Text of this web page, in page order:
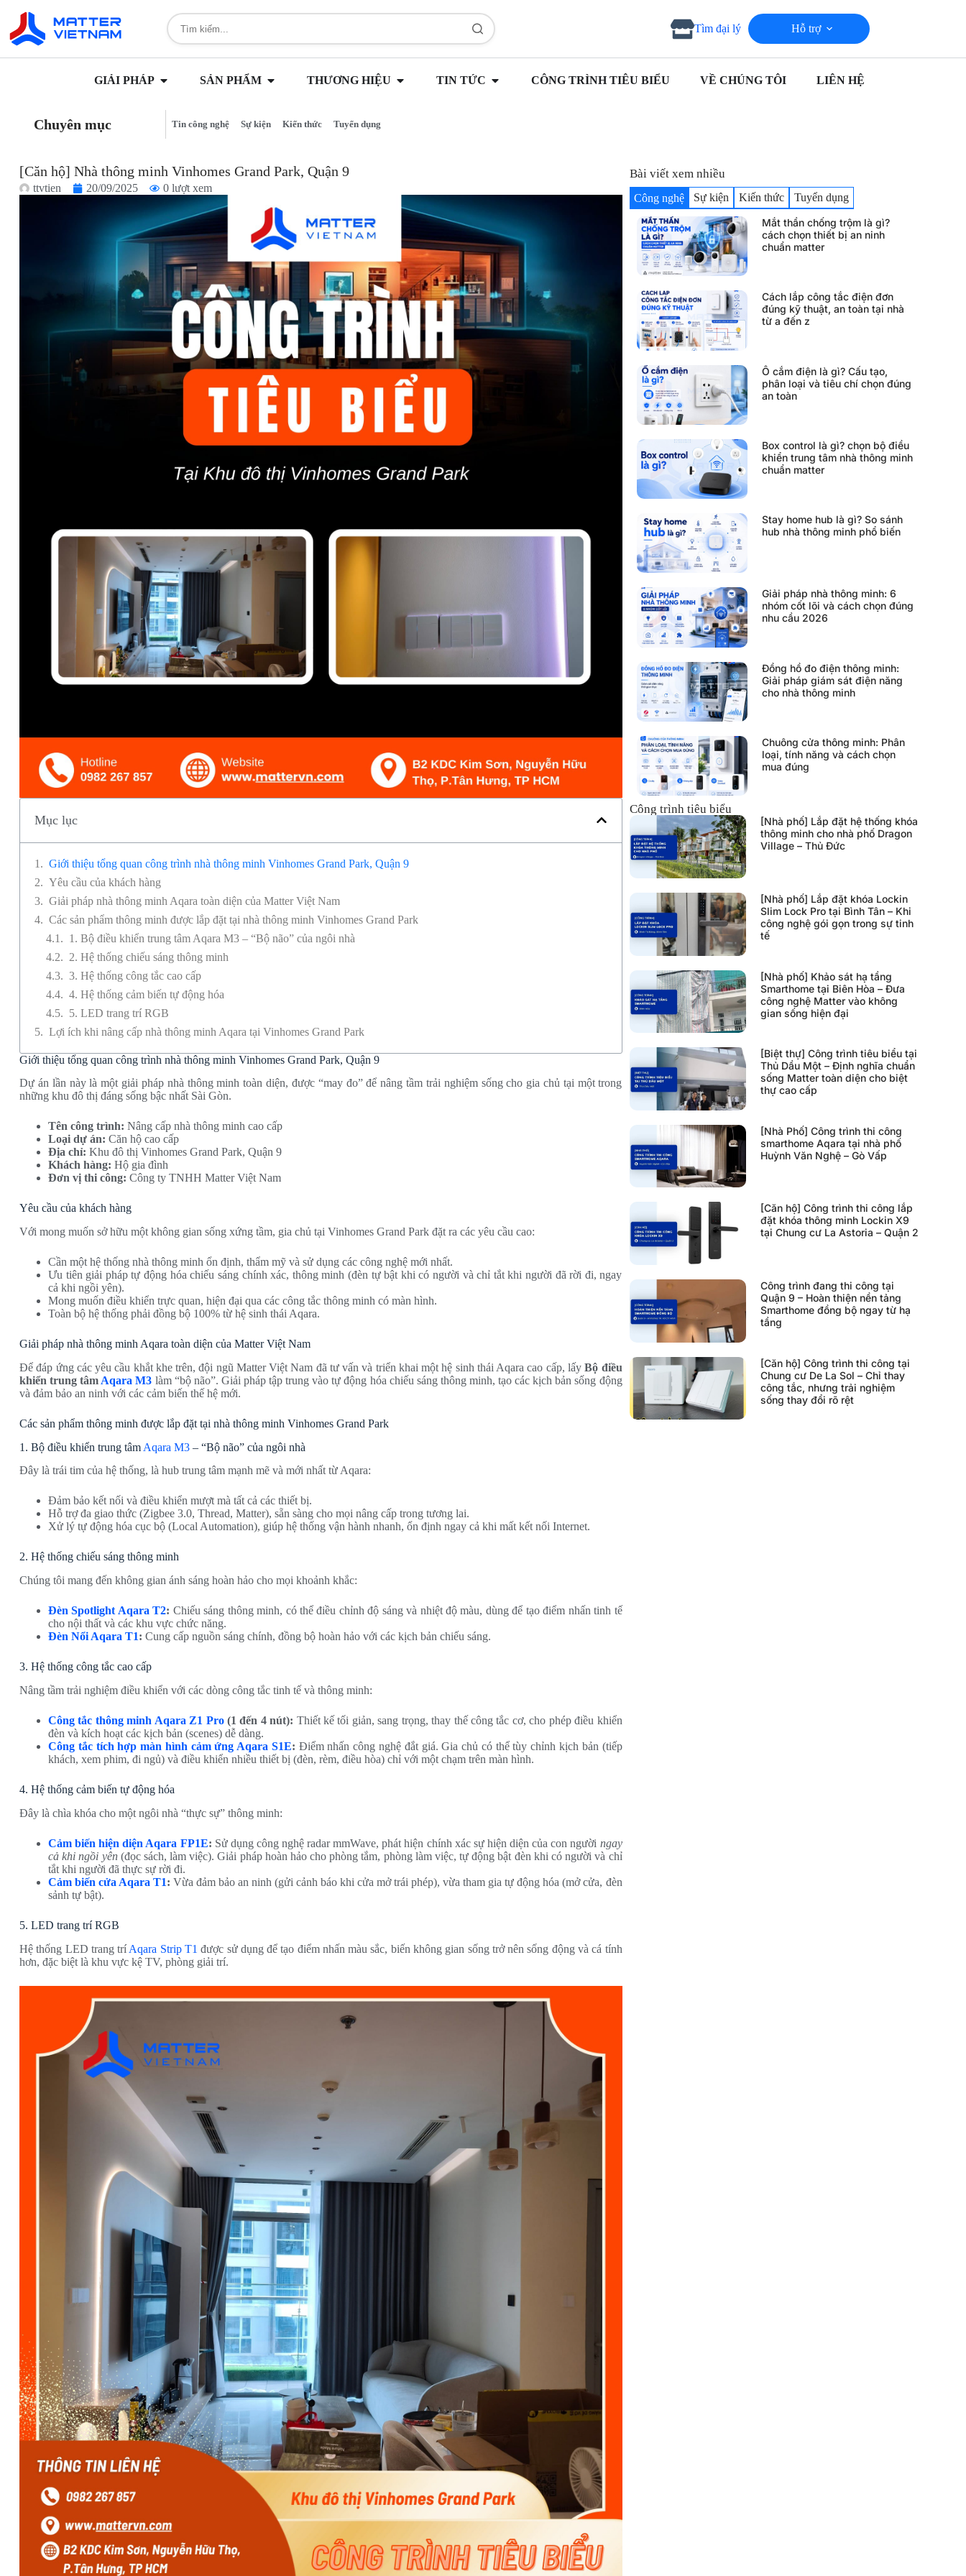
Tìm đại lý Hỗ trợ
GIẢI PHÁP SẢN PHẨM THƯƠNG HIỆU TIN TỨC CÔNG TRÌNH TIÊU BIỂU VỀ CHÚNG TÔI LIÊN HỆ
Chuyên mục Tin công nghệ Sự kiện Kiến thức Tuyển dụng
[Căn hộ] Nhà thông minh Vinhomes Grand Park, Quận 9
ttvtien 20/09/2025 0 lượt xem
Mục lục
Giới thiệu tổng quan công trình nhà thông minh Vinhomes Grand Park, Quận 9
Yêu cầu của khách hàng
Giải pháp nhà thông minh Aqara toàn diện của Matter Việt Nam
Các sản phẩm thông minh được lắp đặt tại nhà thông minh Vinhomes Grand Park
1. Bộ điều khiển trung tâm Aqara M3 – “Bộ não” của ngôi nhà
2. Hệ thống chiếu sáng thông minh
3. Hệ thống công tắc cao cấp
4. Hệ thống cảm biến tự động hóa
5. LED trang trí RGB
Lợi ích khi nâng cấp nhà thông minh Aqara tại Vinhomes Grand Park
Giới thiệu tổng quan công trình nhà thông minh Vinhomes Grand Park, Quận 9
Dự án lần này là một giải pháp nhà thông minh toàn diện, được “may đo” để nâng tầm trải nghiệm sống cho gia chủ tại một trong
những khu đô thị đáng sống bậc nhất Sài Gòn.
Tên công trình: Nâng cấp nhà thông minh cao cấp
Loại dự án: Căn hộ cao cấp
Địa chỉ: Khu đô thị Vinhomes Grand Park, Quận 9
Khách hàng: Hộ gia đình
Đơn vị thi công: Công ty TNHH Matter Việt Nam
Yêu cầu của khách hàng
Với mong muốn sở hữu một không gian sống xứng tầm, gia chủ tại Vinhomes Grand Park đặt ra các yêu cầu cao:
Cần một hệ thống nhà thông minh ổn định, thẩm mỹ và sử dụng các công nghệ mới nhất.
Ưu tiên giải pháp tự động hóa chiếu sáng chính xác, thông minh (đèn tự bật khi có người và chỉ tắt khi người đã rời đi, ngay
cả khi ngồi yên).
Mong muốn điều khiển trực quan, hiện đại qua các công tắc thông minh có màn hình.
Toàn bộ hệ thống phải đồng bộ 100% từ hệ sinh thái Aqara.
Giải pháp nhà thông minh Aqara toàn diện của Matter Việt Nam
Để đáp ứng các yêu cầu khắt khe trên, đội ngũ Matter Việt Nam đã tư vấn và triển khai một hệ sinh thái Aqara cao cấp, lấyBộ điều
khiển trung tâm Aqara M3 làm “bộ não”. Giải pháp tập trung vào tự động hóa chiếu sáng thông minh, tạo các kịch bản sống động
và đảm bảo an ninh với các cảm biến thế hệ mới.
Các sản phẩm thông minh được lắp đặt tại nhà thông minh Vinhomes Grand Park
1. Bộ điều khiển trung tâm Aqara M3 – “Bộ não” của ngôi nhà
Đây là trái tim của hệ thống, là hub trung tâm mạnh mẽ và mới nhất từ Aqara:
Đảm bảo kết nối và điều khiển mượt mà tất cả các thiết bị.
Hỗ trợ đa giao thức (Zigbee 3.0, Thread, Matter), sẵn sàng cho mọi nâng cấp trong tương lai.
Xử lý tự động hóa cục bộ (Local Automation), giúp hệ thống vận hành nhanh, ổn định ngay cả khi mất kết nối Internet.
2. Hệ thống chiếu sáng thông minh
Chúng tôi mang đến không gian ánh sáng hoàn hảo cho mọi khoảnh khắc:
Đèn Spotlight Aqara T2: Chiếu sáng thông minh, có thể điều chỉnh độ sáng và nhiệt độ màu, dùng để tạo điểm nhấn tinh tế
cho nội thất và các khu vực chức năng.
Đèn Nổi Aqara T1: Cung cấp nguồn sáng chính, đồng bộ hoàn hảo với các kịch bản chiếu sáng.
3. Hệ thống công tắc cao cấp
Nâng tầm trải nghiệm điều khiển với các dòng công tắc tinh tế và thông minh:
Công tắc thông minh Aqara Z1 Pro(1 đến 4 nút): Thiết kế tối giản, sang trọng, thay thế công tắc cơ, cho phép điều khiển
đèn và kích hoạt các kịch bản (scenes) dễ dàng.
Công tắc tích hợp màn hình cảm ứng Aqara S1E: Điểm nhấn công nghệ đắt giá. Gia chủ có thể tùy chỉnh kịch bản (tiếp
khách, xem phim, đi ngủ) và điều khiển nhiều thiết bị (đèn, rèm, điều hòa) chỉ với một chạm trên màn hình.
4. Hệ thống cảm biến tự động hóa
Đây là chìa khóa cho một ngôi nhà “thực sự” thông minh:
Cảm biến hiện diện Aqara FP1E: Sử dụng công nghệ radar mmWave, phát hiện chính xác sự hiện diện của con người ngay
cả khi ngồi yên(đọc sách, làm việc). Giải pháp hoàn hảo cho phòng tắm, phòng làm việc, tự động bật đèn khi có người và chỉ
tắt khi người đã thực sự rời đi.
Cảm biến cửa Aqara T1: Vừa đảm bảo an ninh (gửi cảnh báo khi cửa mở trái phép), vừa tham gia tự động hóa (mở cửa, đèn
sảnh tự bật).
5. LED trang trí RGB
Hệ thống LED trang tríAqara Strip T1 được sử dụng để tạo điểm nhấn màu sắc, biến không gian sống trở nên sống động và cá tính
hơn, đặc biệt là khu vực kệ TV, phòng giải trí.
Bài viết xem nhiều
Công nghệ Sự kiện Kiến thức Tuyển dụng
Mắt thần chống trộm là gì?
cách chọn thiết bị an ninh
chuẩn matter
Cách lắp công tắc điện đơn
đúng kỹ thuật, an toàn tại nhà
từ a đến z
Ổ cắm điện là gì? Cấu tạo,
phân loại và tiêu chí chọn đúng
an toàn
Box control là gì? chọn bộ điều
khiển trung tâm nhà thông minh
chuẩn matter
Stay home hub là gì? So sánh
hub nhà thông minh phổ biến
Giải pháp nhà thông minh: 6
nhóm cốt lõi và cách chọn đúng
nhu cầu 2026
Đồng hồ đo điện thông minh:
Giải pháp giám sát điện năng
cho nhà thông minh
Chuông cửa thông minh: Phân
loại, tính năng và cách chọn
mua đúng
Công trình tiêu biểu
[Nhà phố] Lắp đặt hệ thống khóa
thông minh cho nhà phố Dragon
Village – Thủ Đức
[Nhà phố] Lắp đặt khóa Lockin
Slim Lock Pro tại Bình Tân – Khi
công nghệ gói gọn trong sự tinh
tế
[Nhà phố] Khảo sát hạ tầng
Smarthome tại Biên Hòa – Đưa
công nghệ Matter vào không
gian sống hiện đại
[Biệt thự] Công trình tiêu biểu tại
Thủ Dầu Một – Định nghĩa chuẩn
sống Matter toàn diện cho biệt
thự cao cấp
[Nhà Phố] Công trình thi công
smarthome Aqara tại nhà phố
Huỳnh Văn Nghệ – Gò Vấp
[Căn hộ] Công trình thi công lắp
đặt khóa thông minh Lockin X9
tại Chung cư La Astoria – Quận 2
Công trình đang thi công tại
Quận 9 – Hoàn thiện nền tảng
Smarthome đồng bộ ngay từ hạ
tầng
[Căn hộ] Công trình thi công tại
Chung cư De La Sol – Chỉ thay
công tắc, nhưng trải nghiệm
sống thay đổi rõ rệt